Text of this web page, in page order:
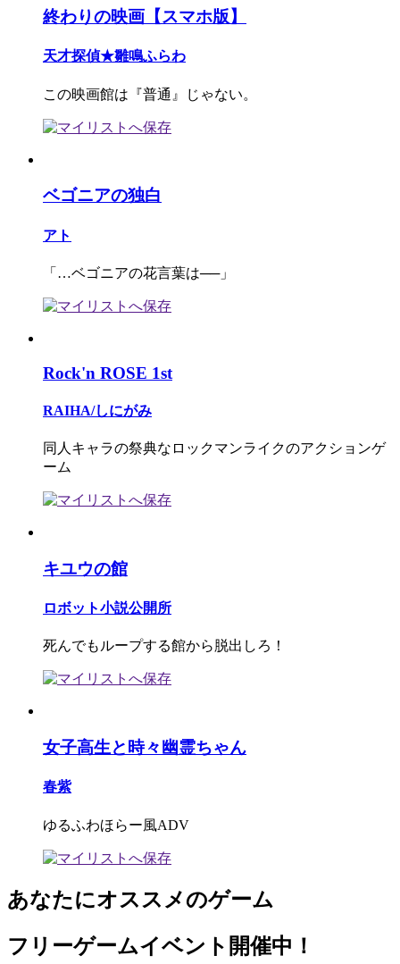
終わりの映画【スマホ版】
天才探偵★雛鳴ふらわ
この映画館は『普通』じゃない。
ベゴニアの独白
アト
「…ベゴニアの花言葉は──」
Rock'n ROSE 1st
RAIHA/しにがみ
同人キャラの祭典なロックマンライクのアクションゲ
ーム
キユウの館
ロボット小説公開所
死んでもループする館から脱出しろ！
女子高生と時々幽霊ちゃん
春紫
ゆるふわほらー風ADV
あなたにオススメのゲーム
フリーゲームイベント開催中！